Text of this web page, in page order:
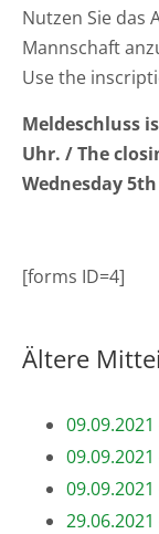
Nutzen Sie das
Mannschaft
Use the
Meldeschluss
Uhr. / The
Wednesday
[forms ID=4]
Ältere